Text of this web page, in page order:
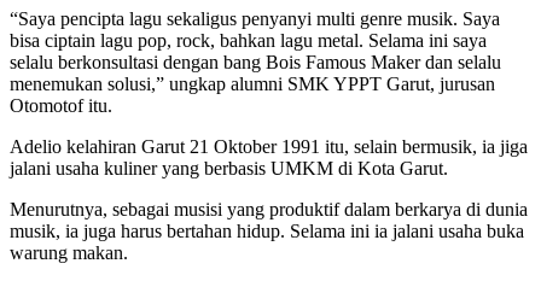
“Saya pencipta lagu sekaligus penyanyi multi genre musik. Saya
bisa ciptain lagu pop, rock, bahkan lagu metal. Selama ini saya
selalu berkonsultasi dengan bang Bois Famous Maker dan selalu
menemukan solusi,” ungkap alumni SMK YPPT Garut, jurusan
Otomotof itu.
Adelio kelahiran Garut 21 Oktober 1991 itu, selain bermusik, ia jiga
jalani usaha kuliner yang berbasis UMKM di Kota Garut.
Menurutnya, sebagai musisi yang produktif dalam berkarya di dunia
musik, ia juga harus bertahan hidup. Selama ini ia jalani usaha buka
warung makan.